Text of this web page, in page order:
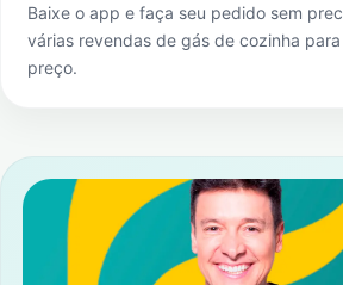
Baixe o app e faça seu pedido sem
várias revendas de gás de cozinha
preço.